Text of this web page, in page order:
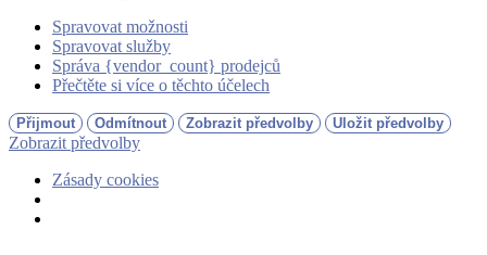
Spravovat možnosti
Spravovat služby
Správa {vendor_count} prodejců
Přečtěte si více o těchto účelech
Přijmout Odmítnout Zobrazit předvolby Uložit předvolby
Zobrazit předvolby
Zásady cookies